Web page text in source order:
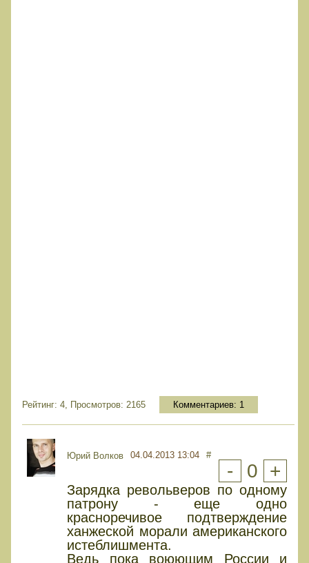
Рейтинг: 4, Просмотров: 2165 Комментариев: 1
Юрий Волков 04.04.2013 13:04 #
- 0 +
Зарядка револьверов по одному
патрону - еще одно
красноречивое подтверждение
ханжеской морали американского
истеблишмента.
Ведь пока воюющим России и